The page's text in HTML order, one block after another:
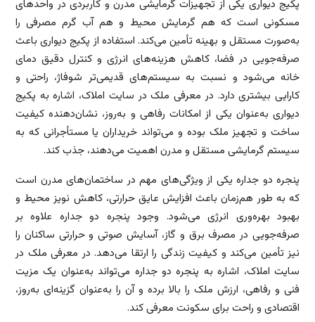
پکیج دیواری یکی از تجهیزات گرمایشی مدرن و کاربردی در واحدهای
مسکونی است که هم گرمایش محیط و هم آب گرم مصرفی را
به‌صورت مستقل و بهینه تأمین می‌کند. استفاده از پکیج دیواری باعث
صرفه‌جویی در فضا، کاهش هزینه‌های انرژی و کنترل دقیق دمای
خانه می‌شود و نسبت به سیستم‌های قدیمی‌تر شوفاژ، راحتی و
کارایی بیشتری دارد. در معرفی ملک در سایت املاک، اشاره به پکیج
دیواری به‌عنوان یکی از امکانات رفاهی و به‌روز، نشان‌دهنده کیفیت
ساخت و تجهیز ملک بوده و می‌تواند خریداران یا مستأجرانی که به
سیستم گرمایشی مستقل و مدرن اهمیت می‌دهند، جذب کند.
پنجره دو جداره یکی از ویژگی‌های مهم در ساختمان‌های مدرن است
که به طور هم‌زمان باعث افزایش عایق حرارتی، کاهش نویز محیط و
بهبود بهره‌وری انرژی می‌شود. وجود پنجره دو جداره علاوه بر
صرفه‌جویی در مصرف برق و گاز، آسایش صوتی و حرارتی ساکنان را
نیز تأمین می‌کند و کیفیت زندگی را ارتقا می‌دهد. در معرفی ملک در
سایت املاک، اشاره به پنجره دو جداره می‌تواند به‌عنوان یک مزیت
فنی و رفاهی، ارزش ملک را بالا برده و آن را به‌عنوان گزینه‌ای به‌روز،
اقتصادی و راحت برای سکونت معرفی کند.